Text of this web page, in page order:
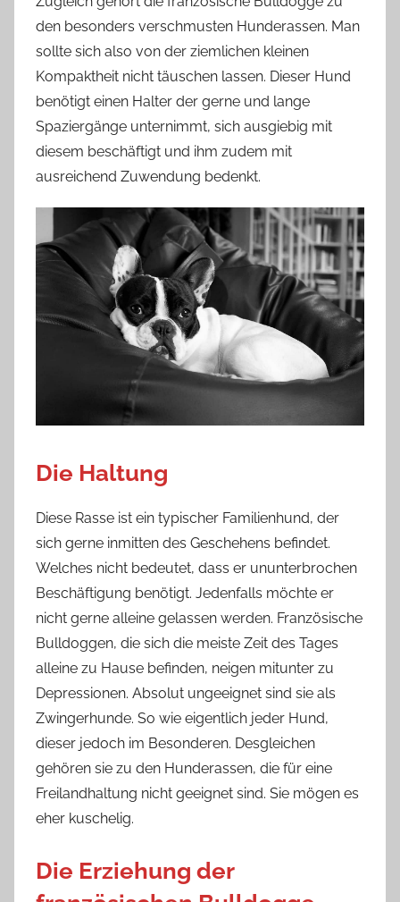
den besonders verschmusten Hunderassen. Man
sollte sich also von der ziemlichen kleinen
Kompaktheit nicht täuschen lassen. Dieser Hund
benötigt einen Halter der gerne und lange
Spaziergänge unternimmt, sich ausgiebig mit
diesem beschäftigt und ihm zudem mit
ausreichend Zuwendung bedenkt.
Die Haltung
Diese Rasse ist ein typischer Familienhund, der
sich gerne inmitten des Geschehens befindet.
Welches nicht bedeutet, dass er ununterbrochen
Beschäftigung benötigt. Jedenfalls möchte er
nicht gerne alleine gelassen werden. Französische
Bulldoggen, die sich die meiste Zeit des Tages
alleine zu Hause befinden, neigen mitunter zu
Depressionen. Absolut ungeeignet sind sie als
Zwingerhunde. So wie eigentlich jeder Hund,
dieser jedoch im Besonderen. Desgleichen
gehören sie zu den Hunderassen, die für eine
Freilandhaltung nicht geeignet sind. Sie mögen es
eher kuschelig.
Die Erziehung der